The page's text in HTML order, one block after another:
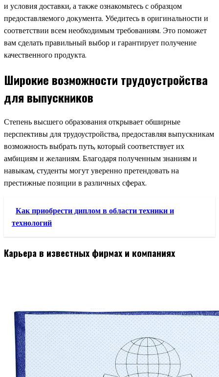
и условия доставки, а также ознакомьтесь с образцом
предоставляемого документа. Убедитесь в оригинальности и
соответствии всем необходимым требованиям. Это поможет
вам сделать правильный выбор и гарантирует получение
качественного продукта.
Широкие возможности трудоустройства
для выпускников
Степень высшего образования открывает обширные
перспективы для трудоустройства, предоставляя выпускникам
возможность выбрать путь, который соответствует их
амбициям и желаниям. Благодаря полученным знаниям и
навыкам, студенты могут уверенно претендовать на
престижные позиции в различных сферах.
Как приобрести диплом в области техники и
технологий
Карьера в известных фирмах и компаниях